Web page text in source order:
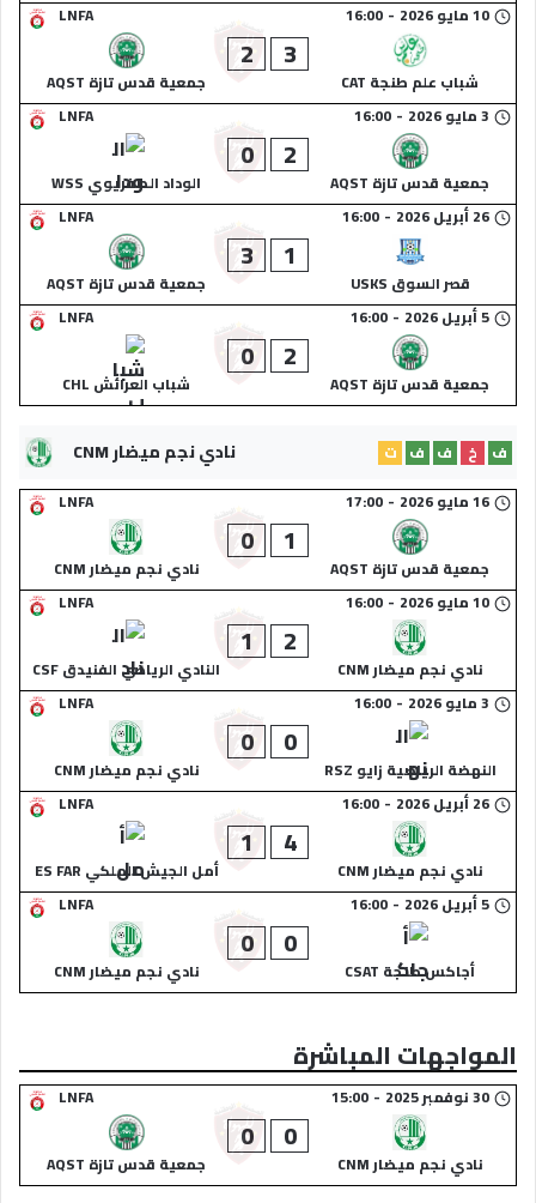
LNFA
10 مايو 2026 -
16:00
شباب علم طنجة CAT
3
2
جمعية قدس تازة AQST
LNFA
3 مايو 2026 -
16:00
جمعية قدس تازة AQST
2
0
الوداد الصفريوي WSS
LNFA
26 أبريل 2026 -
16:00
قصر السوق USKS
1
3
جمعية قدس تازة AQST
LNFA
5 أبريل 2026 -
16:00
جمعية قدس تازة AQST
2
0
شباب العرائش CHL
نادي نجم ميضار CNM ف خ ف ف ت
LNFA
16 مايو 2026 -
17:00
جمعية قدس تازة AQST
1
0
نادي نجم ميضار CNM
LNFA
10 مايو 2026 -
16:00
نادي نجم ميضار CNM
2
1
النادي الرياضي الفنيدق CSF
LNFA
3 مايو 2026 -
16:00
النهضة الرياضية زايو RSZ
0
0
نادي نجم ميضار CNM
LNFA
26 أبريل 2026 -
16:00
نادي نجم ميضار CNM
4
1
أمل الجيش الملكي ES FAR
LNFA
5 أبريل 2026 -
16:00
أجاكس طنجة CSAT
0
0
نادي نجم ميضار CNM
المواجهات المباشرة
LNFA 30 نوفمبر 2025 -
15:00
نادي نجم ميضار CNM
0
0
جمعية قدس تازة AQST